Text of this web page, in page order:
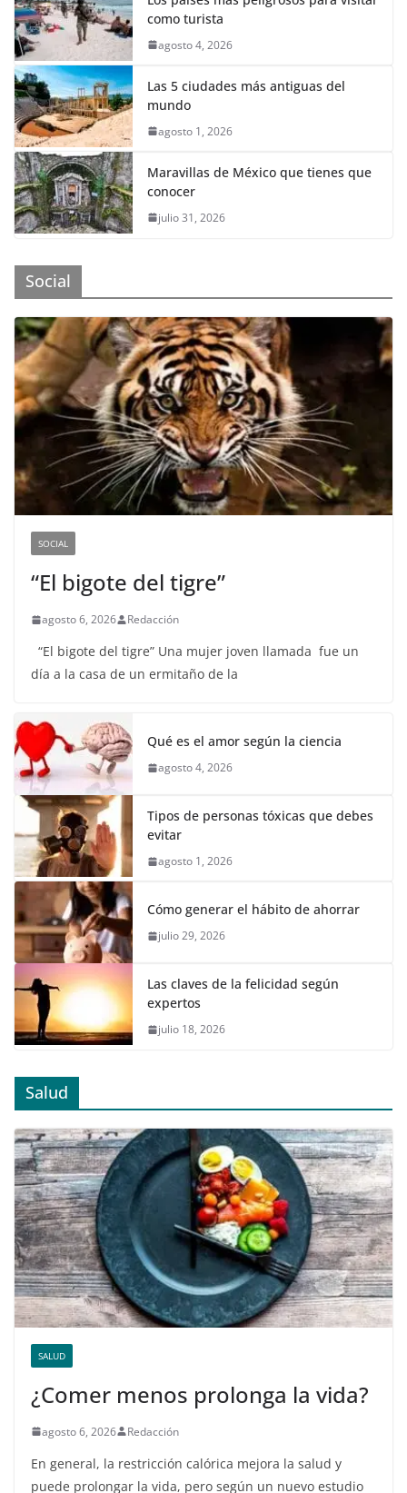
como turista
agosto 4, 2026
Las 5 ciudades más antiguas del
mundo
agosto 1, 2026
Maravillas de México que tienes que
conocer
julio 31, 2026
Social
SOCIAL
“El bigote del tigre”
agosto 6, 2026 Redacción
“El bigote del tigre” Una mujer joven llamada fue un
día a la casa de un ermitaño de la
Qué es el amor según la ciencia
agosto 4, 2026
Tipos de personas tóxicas que debes
evitar
agosto 1, 2026
Cómo generar el hábito de ahorrar
julio 29, 2026
Las claves de la felicidad según
expertos
julio 18, 2026
Salud
SALUD
¿Comer menos prolonga la vida?
agosto 6, 2026 Redacción
En general, la restricción calórica mejora la salud y
puede prolongar la vida, pero según un nuevo estudio